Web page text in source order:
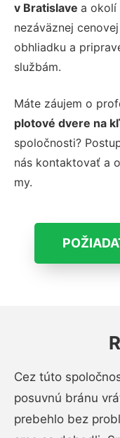
v Bratislave a okolí
nezáväznej
obhliadku a
službám.
Máte záujem o
plotové dvere na
spoločnosti?
nás kontaktovať a
my.
Cez túto
posuvnú bránu
prebehlo bez